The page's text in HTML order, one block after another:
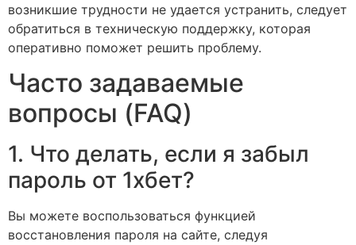
возникшие трудности не удается устранить, следует
обратиться в техническую поддержку, которая
оперативно поможет решить проблему.
Часто задаваемые
вопросы (FAQ)
1. Что делать, если я забыл
пароль от 1хбет?
Вы можете воспользоваться функцией
восстановления пароля на сайте, следуя